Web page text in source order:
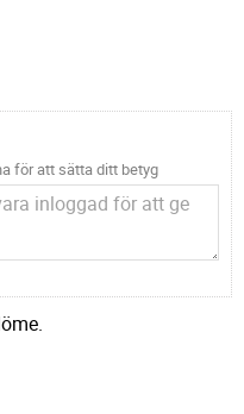
för att sätta ditt betyg